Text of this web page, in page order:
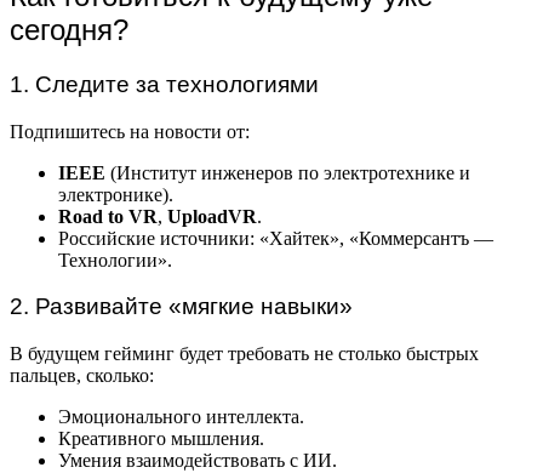
сегодня?
1. Следите за технологиями
Подпишитесь на новости от:
IEEE (Институт инженеров по электротехнике и
электронике).
Road to VR, UploadVR.
Российские источники: «Хайтек», «Коммерсантъ —
Технологии».
2. Развивайте «мягкие навыки»
В будущем гейминг будет требовать не столько быстрых
пальцев, сколько:
Эмоционального интеллекта.
Креативного мышления.
Умения взаимодействовать с ИИ.